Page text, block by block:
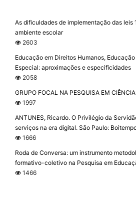
As dificuldades de implementação das
ambiente escolar
2603
Educação em Direitos Humanos,
Especial: aproximações e especificidades
2058
GRUPO FOCAL NA PESQUISA EM
1997
ANTUNES, Ricardo. O Privilégio da
serviços na era digital. São Paulo:
1666
Roda de Conversa: um instrumento
formativo-coletivo na Pesquisa em
1466